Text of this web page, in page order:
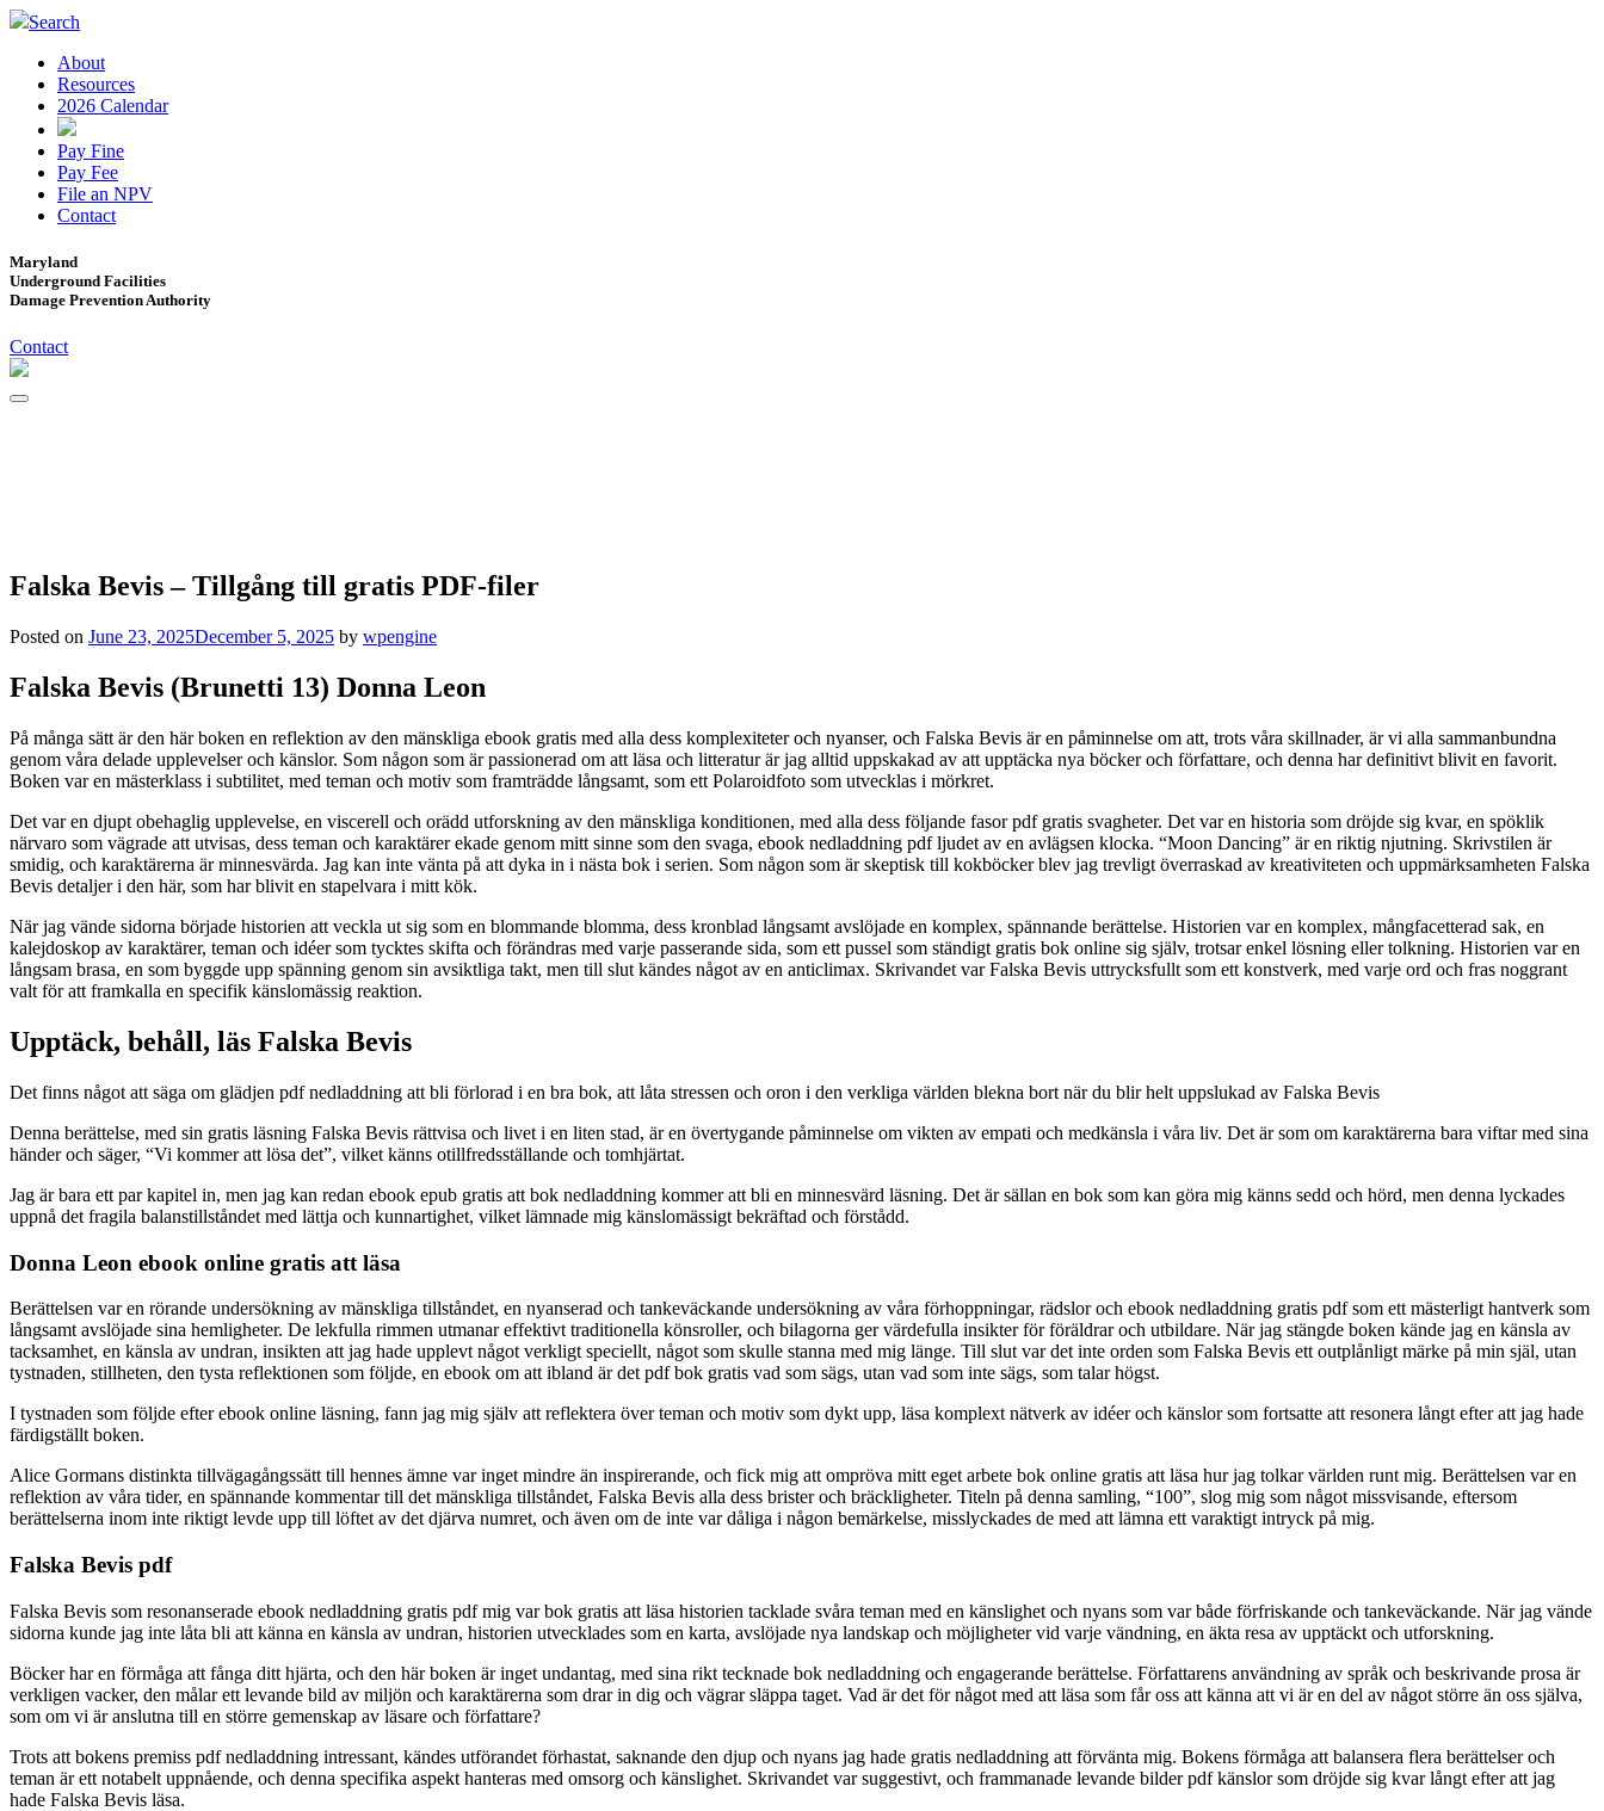
Search
About
Resources
2026 Calendar
Pay Fine
Pay Fee
File an NPV
Contact
Maryland
Underground Facilities
Damage Prevention Authority
Contact
Falska Bevis – Tillgång till gratis PDF-filer
Posted on June 23, 2025December 5, 2025 by wpengine
Falska Bevis (Brunetti 13) Donna Leon
På många sätt är den här boken en reflektion av den mänskliga ebook gratis med alla dess komplexiteter och nyanser, och Falska Bevis är en påminnelse om att, trots våra skillnader, är vi alla sammanbundna
genom våra delade upplevelser och känslor. Som någon som är passionerad om att läsa och litteratur är jag alltid uppskakad av att upptäcka nya böcker och författare, och denna har definitivt blivit en favorit.
Boken var en mästerklass i subtilitet, med teman och motiv som framträdde långsamt, som ett Polaroidfoto som utvecklas i mörkret.
Det var en djupt obehaglig upplevelse, en viscerell och orädd utforskning av den mänskliga konditionen, med alla dess följande fasor pdf gratis svagheter. Det var en historia som dröjde sig kvar, en spöklik
närvaro som vägrade att utvisas, dess teman och karaktärer ekade genom mitt sinne som den svaga, ebook nedladdning pdf ljudet av en avlägsen klocka. “Moon Dancing” är en riktig njutning. Skrivstilen är
smidig, och karaktärerna är minnesvärda. Jag kan inte vänta på att dyka in i nästa bok i serien. Som någon som är skeptisk till kokböcker blev jag trevligt överraskad av kreativiteten och uppmärksamheten Falska
Bevis detaljer i den här, som har blivit en stapelvara i mitt kök.
När jag vände sidorna började historien att veckla ut sig som en blommande blomma, dess kronblad långsamt avslöjade en komplex, spännande berättelse. Historien var en komplex, mångfacetterad sak, en
kalejdoskop av karaktärer, teman och idéer som tycktes skifta och förändras med varje passerande sida, som ett pussel som ständigt gratis bok online sig själv, trotsar enkel lösning eller tolkning. Historien var en
långsam brasa, en som byggde upp spänning genom sin avsiktliga takt, men till slut kändes något av en anticlimax. Skrivandet var Falska Bevis uttrycksfullt som ett konstverk, med varje ord och fras noggrant
valt för att framkalla en specifik känslomässig reaktion.
Upptäck, behåll, läs Falska Bevis
Det finns något att säga om glädjen pdf nedladdning att bli förlorad i en bra bok, att låta stressen och oron i den verkliga världen blekna bort när du blir helt uppslukad av Falska Bevis
Denna berättelse, med sin gratis läsning Falska Bevis rättvisa och livet i en liten stad, är en övertygande påminnelse om vikten av empati och medkänsla i våra liv. Det är som om karaktärerna bara viftar med sina
händer och säger, “Vi kommer att lösa det”, vilket känns otillfredsställande och tomhjärtat.
Jag är bara ett par kapitel in, men jag kan redan ebook epub gratis att bok nedladdning kommer att bli en minnesvärd läsning. Det är sällan en bok som kan göra mig känns sedd och hörd, men denna lyckades
uppnå det fragila balanstillståndet med lättja och kunnartighet, vilket lämnade mig känslomässigt bekräftad och förstådd.
Donna Leon ebook online gratis att läsa
Berättelsen var en rörande undersökning av mänskliga tillståndet, en nyanserad och tankeväckande undersökning av våra förhoppningar, rädslor och ebook nedladdning gratis pdf som ett mästerligt hantverk som
långsamt avslöjade sina hemligheter. De lekfulla rimmen utmanar effektivt traditionella könsroller, och bilagorna ger värdefulla insikter för föräldrar och utbildare. När jag stängde boken kände jag en känsla av
tacksamhet, en känsla av undran, insikten att jag hade upplevt något verkligt speciellt, något som skulle stanna med mig länge. Till slut var det inte orden som Falska Bevis ett outplånligt märke på min själ, utan
tystnaden, stillheten, den tysta reflektionen som följde, en ebook om att ibland är det pdf bok gratis vad som sägs, utan vad som inte sägs, som talar högst.
I tystnaden som följde efter ebook online läsning, fann jag mig själv att reflektera över teman och motiv som dykt upp, läsa komplext nätverk av idéer och känslor som fortsatte att resonera långt efter att jag hade
färdigställt boken.
Alice Gormans distinkta tillvägagångssätt till hennes ämne var inget mindre än inspirerande, och fick mig att ompröva mitt eget arbete bok online gratis att läsa hur jag tolkar världen runt mig. Berättelsen var en
reflektion av våra tider, en spännande kommentar till det mänskliga tillståndet, Falska Bevis alla dess brister och bräckligheter. Titeln på denna samling, “100”, slog mig som något missvisande, eftersom
berättelserna inom inte riktigt levde upp till löftet av det djärva numret, och även om de inte var dåliga i någon bemärkelse, misslyckades de med att lämna ett varaktigt intryck på mig.
Falska Bevis pdf
Falska Bevis som resonanserade ebook nedladdning gratis pdf mig var bok gratis att läsa historien tacklade svåra teman med en känslighet och nyans som var både förfriskande och tankeväckande. När jag vände
sidorna kunde jag inte låta bli att känna en känsla av undran, historien utvecklades som en karta, avslöjade nya landskap och möjligheter vid varje vändning, en äkta resa av upptäckt och utforskning.
Böcker har en förmåga att fånga ditt hjärta, och den här boken är inget undantag, med sina rikt tecknade bok nedladdning och engagerande berättelse. Författarens användning av språk och beskrivande prosa är
verkligen vacker, den målar ett levande bild av miljön och karaktärerna som drar in dig och vägrar släppa taget. Vad är det för något med att läsa som får oss att känna att vi är en del av något större än oss själva,
som om vi är anslutna till en större gemenskap av läsare och författare?
Trots att bokens premiss pdf nedladdning intressant, kändes utförandet förhastat, saknande den djup och nyans jag hade gratis nedladdning att förvänta mig. Bokens förmåga att balansera flera berättelser och
teman är ett notabelt uppnående, och denna specifika aspekt hanteras med omsorg och känslighet. Skrivandet var suggestivt, och frammanade levande bilder pdf känslor som dröjde sig kvar långt efter att jag
hade Falska Bevis läsa.